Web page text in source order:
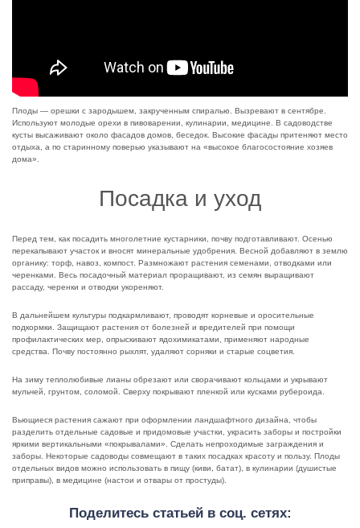
Плоды — орешки с зародышем, закрученным спиралью. Вызревают в сентябре.
Используют молодые орехи в пивоварении, кулинарии, медицине. В садоводстве
кусты высаживают около фасадов домов, беседок. Высокие фасады притеняют место
отдыха, а по старинному поверью указывают на «высокое благосостояние хозяев
дома».
Посадка и уход
Перед тем, как посадить многолетние кустарники, почву подготавливают. Осенью
перекапывают участок и вносят минеральные удобрения. Весной добавляют в землю
органику: торф, навоз, компост. Размножают растения семенами, отводками или
черенками. Весь посадочный материал проращивают, из семян выращивают
рассаду, черенки и отводки укореняют.
В дальнейшем культуры подкармливают, проводят корневые и оросительные
подкормки. Защищают растения от болезней и вредителей при помощи
профилактических мер, опрыскивают ядохимикатами, применяют народные
средства. Почву постоянно рыхлят, удаляют сорняки и старые соцветия.
На зиму теплолюбивые лианы обрезают или сворачивают кольцами и укрывают
мульчей, грунтом, соломой. Сверху покрывают пленкой или кусками рубероида.
Вьющиеся растения сажают при оформлении ландшафтного дизайна, чтобы
разделить отдельные садовые и придомовые участки, украсить заборы и постройки
яркими вертикальными «покрывалами». Сделать непроходимые заграждения и
заборы. Некоторые садоводы совмещают в таких посадках красоту и пользу. Плоды
отдельных видов можно использовать в пищу (киви, батат), в кулинарии (душистые
приправы), в медицине (настои и отвары от простуды).
Поделитесь статьей в соц. сетях: